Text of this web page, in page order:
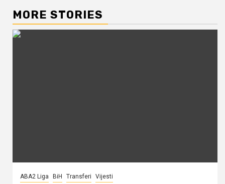
MORE STORIES
ABA2 Liga BiH Transferi Vijesti